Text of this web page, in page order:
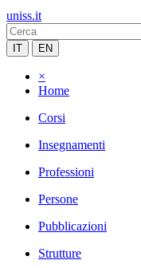
uniss.it
IT EN
×
Home
Corsi
Insegnamenti
Professioni
Persone
Pubblicazioni
Strutture